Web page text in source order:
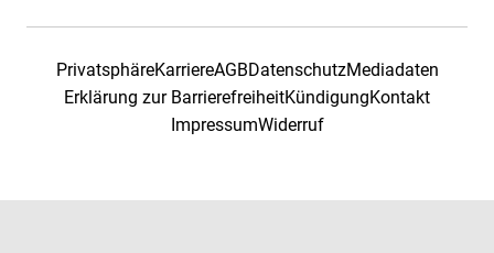
PrivatsphäreKarriereAGBDatenschutzMediadaten
Erklärung zur BarrierefreiheitKündigungKontakt
ImpressumWiderruf